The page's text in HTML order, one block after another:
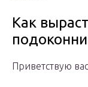
Как
Приветствую